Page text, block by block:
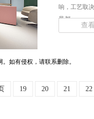
响，工艺取
量都... ...
查
如有侵权，请联系删除。
19 20 21 22